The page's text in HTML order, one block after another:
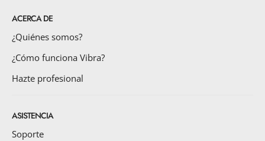
ACERCA DE
¿Quiénes somos?
¿Cómo funciona Vibra?
Hazte profesional
ASISTENCIA
Soporte